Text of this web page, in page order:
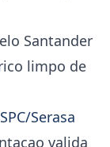
Santander
limpo de
SPC/Serasa
valida